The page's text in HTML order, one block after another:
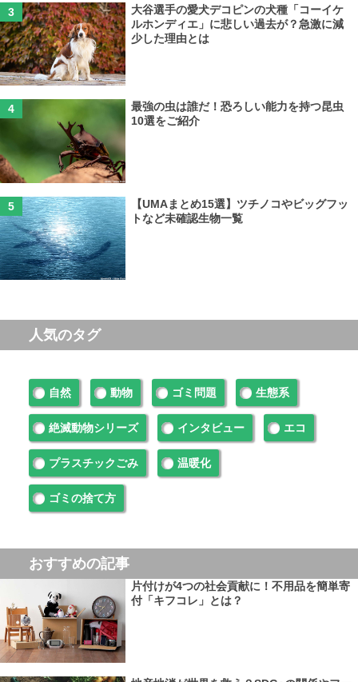
大谷選手の愛犬デコピンの犬種「コーイケ
ルホンディエ」に悲しい過去が？急激に減
少した理由とは
最強の虫は誰だ！恐ろしい能力を持つ昆虫
10選をご紹介
【UMAまとめ15選】ツチノコやビッグフッ
トなど未確認生物一覧
人気のタグ
自然 動物 ゴミ問題 生態系
絶滅動物シリーズ インタビュー エコ
プラスチックごみ 温暖化
ゴミの捨て方
おすすめの記事
片付けが4つの社会貢献に！不用品を簡単寄
付「キフコレ」とは？